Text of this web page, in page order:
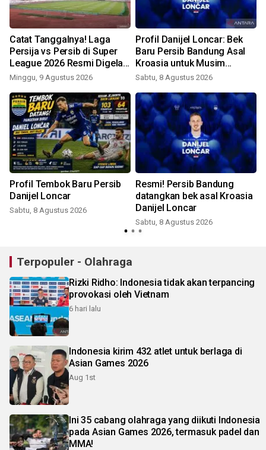
Catat Tanggalnya! Laga
Persija vs Persib di Super
League 2026 Resmi Digelar
di GBK
Minggu, 9 Agustus 2026
Profil Danijel Loncar: Bek
Baru Persib Bandung Asal
Kroasia untuk Musim
2026/2027
Sabtu, 8 Agustus 2026
Profil Tembok Baru Persib
Danijel Loncar
Sabtu, 8 Agustus 2026
Resmi! Persib Bandung
datangkan bek asal Kroasia
Danijel Loncar
Sabtu, 8 Agustus 2026
Terpopuler - Olahraga
Rizki Ridho: Indonesia tidak akan terpancing
provokasi oleh Vietnam
6 hari lalu
Indonesia kirim 432 atlet untuk berlaga di
Asian Games 2026
Aug 1st
Ini 35 cabang olahraga yang diikuti Indonesia
pada Asian Games 2026, termasuk padel dan
MMA!